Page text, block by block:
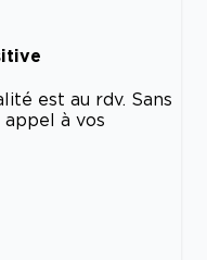
est au rdv. Sans
à vos